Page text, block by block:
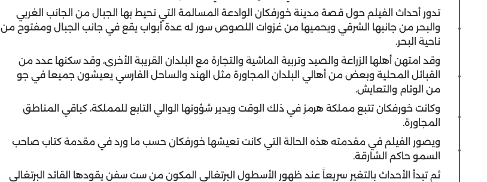
تدور أحداث الفيلم حول قصة مدينة خورفكان الوادعة المسالمة التي تحيط بها الجبال من الجانب الغربي
والبحر من جانبها الشرقي ويحميها من غزوات اللصوص سور له عدة أبواب يقع في جانب الجبال ومفتوح من
ناحية البحر.
وقد امتهن أهلها الزراعة والصيد وتربية الماشية والتجارة مع البلدان القريبة الأخرى، وقد سكنها عدد من
القبائل المحلية وبعض من أهالي البلدان المجاورة مثل الهند والساحل الفارسي يعيشون جميعا في جو
من الوئام والتعايش.
وكانت خورفكان تتبع مملكة هرمز في ذلك الوقت ويدير شؤونها الوالي التابع للمملكة، كباقي المناطق
المجاورة.
ويصور الفيلم في مقدمته هذه الحالة التي كانت تعيشها خورفكان حسب ما ورد في مقدمة كتاب صاحب
السمو حاكم الشارقة.
ثم تبدأ الأحداث بالتغير سريعاً عند ظهور الأسطول البرتغالي المكون من ست سفن يقودها القائد البرتغالي